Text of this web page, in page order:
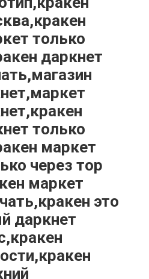
только
даркнет
только
маркет
через тор
маркет
это
даркнет